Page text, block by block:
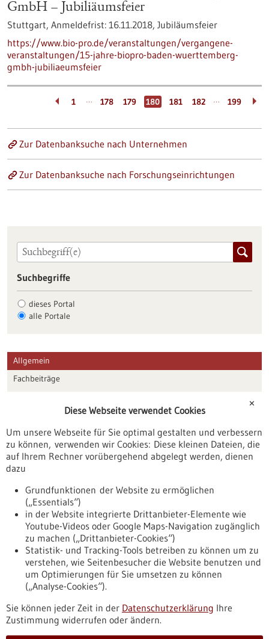
GmbH – Jubiliäumsfeier
Stuttgart, Anmeldefrist: 16.11.2018, Jubiläumsfeier
https://www.bio-pro.de/veranstaltungen/vergangene-
veranstaltungen/15-jahre-biopro-baden-wuerttemberg-
gmbh-jubiliaeumsfeier
1 … 178 179 180 181 182 … 199
Zur Datenbanksuche nach Unternehmen
Zur Datenbanksuche nach Forschungseinrichtungen
Suchbegriffe
dieses Portal
alle Portale
Allgemein
Fachbeiträge
Veranstaltungen
Erscheinungsdatum
Nach oben
Informiert bleiben
Newsletter abonnieren
✕
Diese Webseite verwendet Cookies
Um unsere Webseite für Sie optimal gestalten und verbessern
zu können, verwenden wir Cookies: Diese kleinen Dateien, die
auf Ihrem Rechner vorübergehend abgelegt werden, dienen
dazu
Grundfunktionen der Website zu ermöglichen
(„Essentials“)
in der Website integrierte Drittanbieter-Elemente wie
Youtube-Videos oder Google Maps-Navigation zugänglich
zu machen („Drittanbieter-Cookies“)
Statistik- und Tracking-Tools betreiben zu können um zu
verstehen, wie Seitenbesucher die Website benutzen und
um Optimierungen für Sie umsetzen zu können
(„Analyse-Cookies“).
Sie können jeder Zeit in der Datenschutzerklärung Ihre
Zustimmung widerrufen oder ändern.